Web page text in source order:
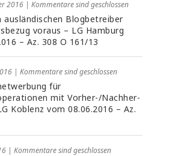
2016 | Kommentare sind geschlossen
ausländischen Blogbetreiber
voraus – LG Hamburg
– Az. 308 O 161/13
| Kommentare sind geschlossen
für
mit Vorher-/Nachher-
Koblenz vom 08.06.2016 – Az.
| Kommentare sind geschlossen